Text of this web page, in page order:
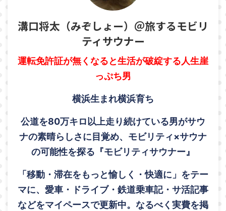
溝口将太（みぞしょー）＠旅するモビリ
ティサウナー
運転免許証が無くなると生活が破綻する人生崖
っぷち男
横浜生まれ横浜育ち
公道を80万キロ以上走り続けている男がサウ
ナの素晴らしさに目覚め、モビリティ×サウナ
の可能性を探る『モビリティサウナー』
「移動・滞在をもっと愉しく・快適に」をテー
マに、愛車・ドライブ・鉄道乗車記・サ活記事
などをマイペースで更新中。なるべく実費を掲